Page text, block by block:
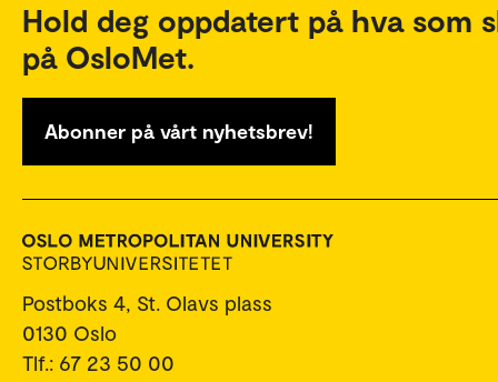
Hold deg oppdatert på hva som
på OsloMet.
Abonner på vårt nyhetsbrev!
Postboks 4, St. Olavs plass
0130 Oslo
Tlf.: 67 23 50 00